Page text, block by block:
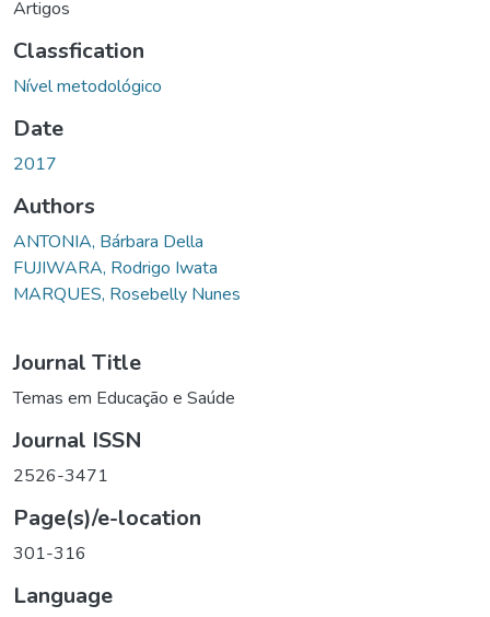
Artigos
Classfication
Nível metodológico
Date
2017
Authors
ANTONIA, Bárbara Della
FUJIWARA, Rodrigo Iwata
MARQUES, Rosebelly Nunes
Journal Title
Temas em Educação e Saúde
Journal ISSN
2526-3471
Page(s)/e-location
301-316
Language